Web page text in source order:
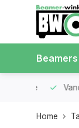
Beamers
Home